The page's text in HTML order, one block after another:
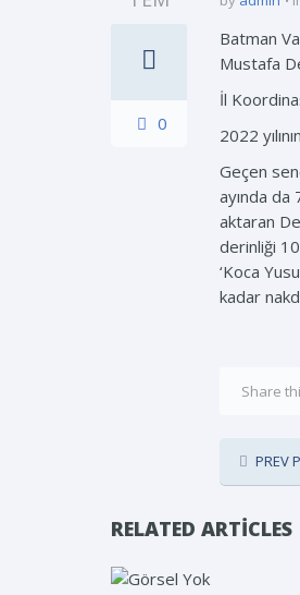
0
Batman
Mustafa
İl
2022
Geçen
ayında da
aktaran
derinliği
‘Koca
kadar
Share
PREV
RELATED ARTICLES